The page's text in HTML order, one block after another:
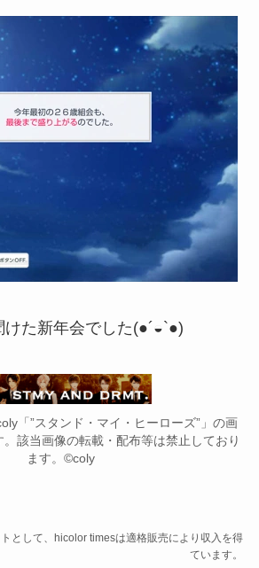
た新年会でした(●´◒`●)
「”スタンド・マイ・ヒーローズ”」の画
該当画像の転載・配布等は禁止しており
ます。©coly
として、hicolor timesは適格販売により収入を得
ています。